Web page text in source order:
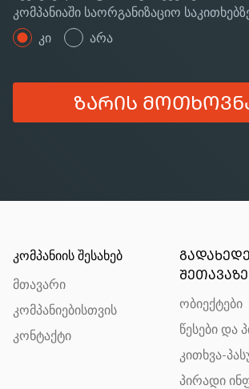
კომპანიაში საორგანიზაციო
კი
არა
ᲖᲐᲠᲘᲡ
კომპანიის შესახებ
მთავარი
კომპანიებისთვის
კონტაქტი
ᲒᲐᲓᲐᲮᲔᲓᲔ
ობიექტები
წესები და
კითხვა-
პირადი